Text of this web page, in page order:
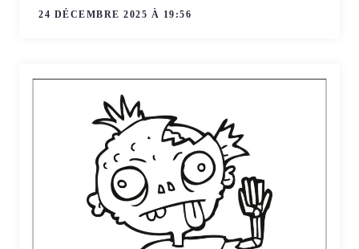
24 DÉCEMBRE 2025 À 19:56